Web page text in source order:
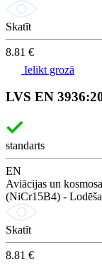
Skatīt
8.81 €
Ielikt grozā
LVS EN
standarts
EN
Aviācijas un
(NiCr15B4) -
Skatīt
8.81 €